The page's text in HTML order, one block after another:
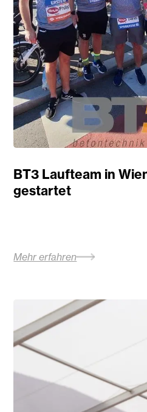
BT3 Laufteam in
gestartet
Mehr erfahren